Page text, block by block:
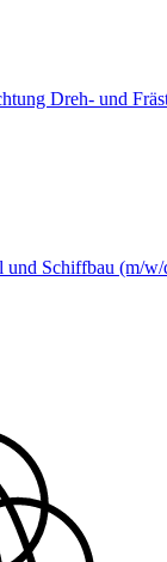
Dreh- und
und Schiffbau (m/w/